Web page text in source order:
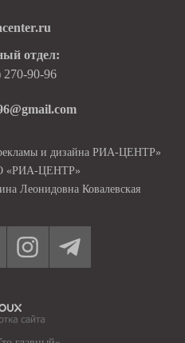
отдел:
270-90-96
и дизайна РИА-ЦЕНТР»
«РИА-ЦЕНТР»
Леонидовна Ковалевская